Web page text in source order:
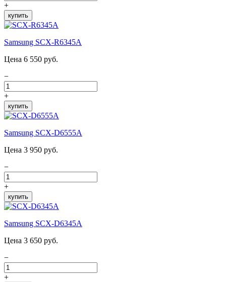
+
купить
Samsung SCX-R6345A
Цена 6 550 руб.
−
+
купить
Samsung SCX-D6555A
Цена 3 950 руб.
−
+
купить
Samsung SCX-D6345A
Цена 3 650 руб.
−
+